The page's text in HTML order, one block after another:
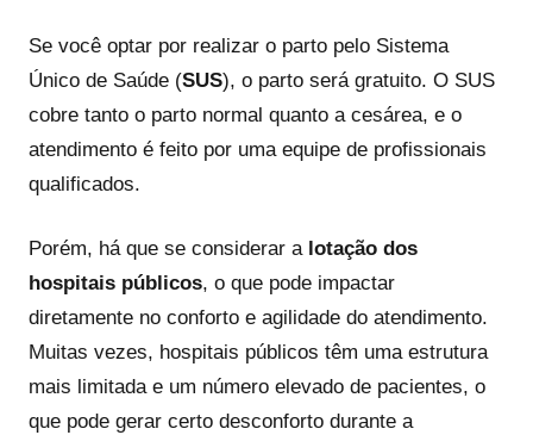
Se você optar por realizar o parto pelo Sistema
Único de Saúde (SUS), o parto será gratuito. O SUS
cobre tanto o parto normal quanto a cesárea, e o
atendimento é feito por uma equipe de profissionais
qualificados.
Porém, há que se considerar a lotação dos
hospitais públicos, o que pode impactar
diretamente no conforto e agilidade do atendimento.
Muitas vezes, hospitais públicos têm uma estrutura
mais limitada e um número elevado de pacientes, o
que pode gerar certo desconforto durante a